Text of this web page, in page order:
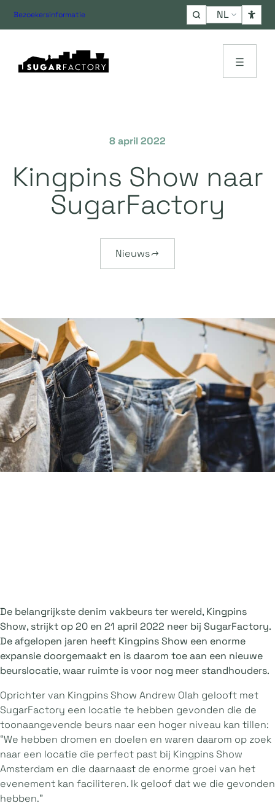
Bezoekersinformatie
Choose
a
language
8 april 2022
Kingpins Show naar
SugarFactory
Nieuws
De belangrijkste denim vakbeurs ter wereld, Kingpins
Show, strijkt op 20 en 21 april 2022 neer bij SugarFactory.
De afgelopen jaren heeft Kingpins Show een enorme
expansie doorgemaakt en is daarom toe aan een nieuwe
beurslocatie, waar ruimte is voor nog meer standhouders.
Oprichter van Kingpins Show Andrew Olah gelooft met
SugarFactory een locatie te hebben gevonden die de
toonaangevende beurs naar een hoger niveau kan tillen:
“We hebben dromen en doelen en waren daarom op zoek
naar een locatie die perfect past bij Kingpins Show
Amsterdam en die daarnaast de enorme groei van het
evenement kan faciliteren. Ik geloof dat we die gevonden
hebben.”